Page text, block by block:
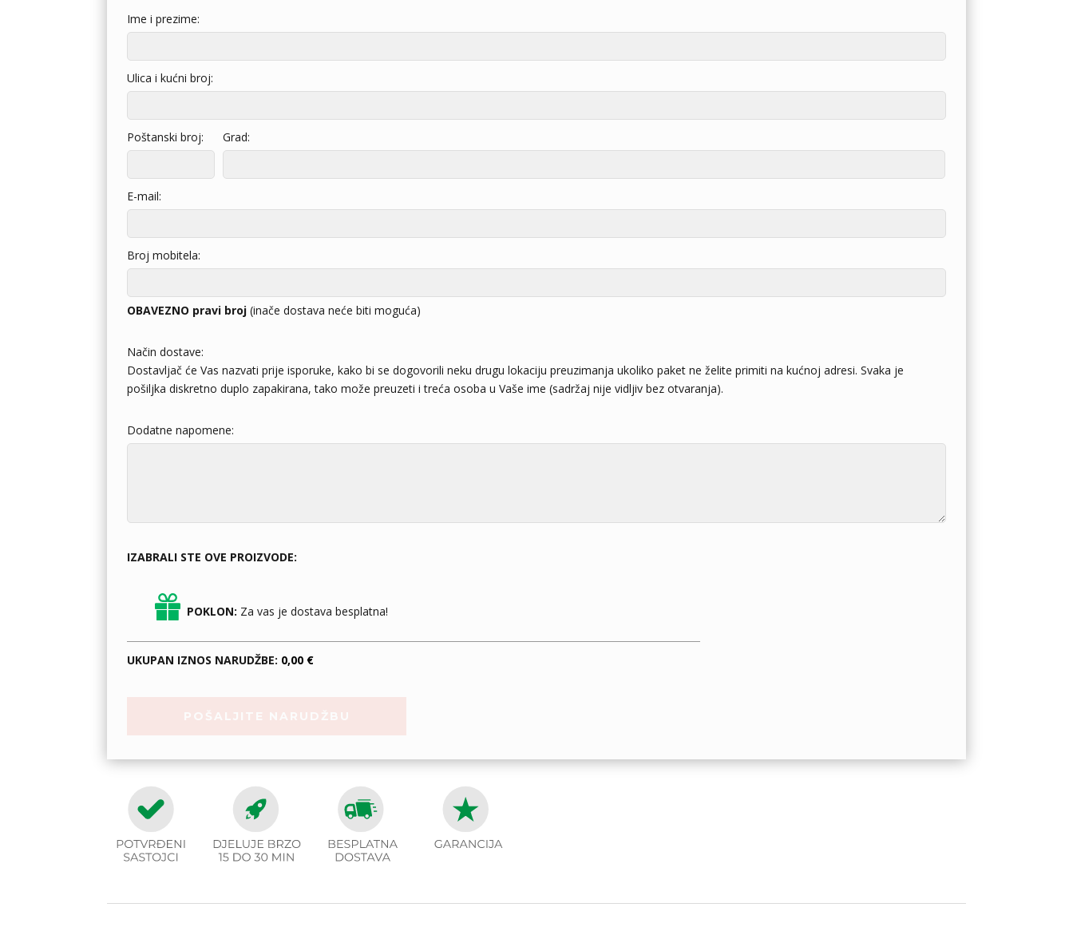
Ime i prezime:
Ulica i kućni broj:
Poštanski broj: Grad:
E-mail:
Broj mobitela:
OBAVEZNO pravi broj (inače dostava neće biti moguća)
Način dostave:
Dostavljač će Vas nazvati prije isporuke, kako bi se dogovorili neku drugu lokaciju preuzimanja ukoliko paket ne želite primiti na kućnoj adresi. Svaka je
pošiljka diskretno duplo zapakirana, tako može preuzeti i treća osoba u Vaše ime (sadržaj nije vidljiv bez otvaranja).
Dodatne napomene:
IZABRALI STE OVE PROIZVODE:
POKLON: Za vas je dostava besplatna!
UKUPAN IZNOS NARUDŽBE: 0,00 €